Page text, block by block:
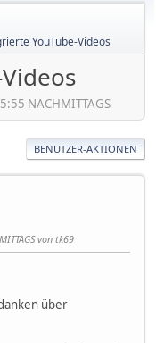
YouTube-Videos
NACHMITTAGS
BENUTZER-AKTIONEN
von tk69
über